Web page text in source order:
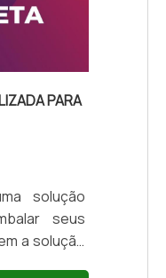
PARA
solução
seus
a solução